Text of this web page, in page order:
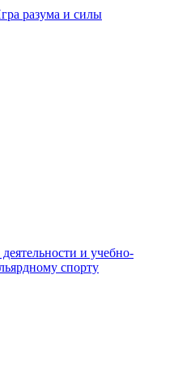
разума и силы
и учебно-
спорту